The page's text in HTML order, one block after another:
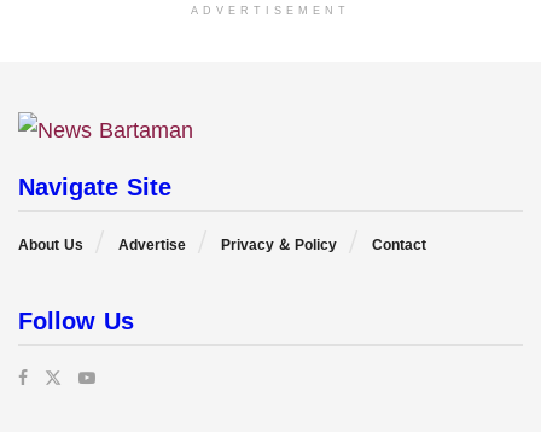
ADVERTISEMENT
Navigate Site
About Us Advertise Privacy & Policy Contact
Follow Us